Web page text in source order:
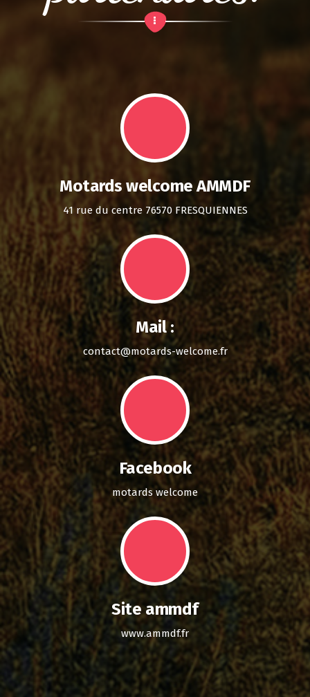
Motards welcome AMMDF
41 rue du centre 76570 FRESQUIENNES
Mail :
contact@motards-welcome.fr
Facebook
motards welcome
Site ammdf
www.ammdf.fr